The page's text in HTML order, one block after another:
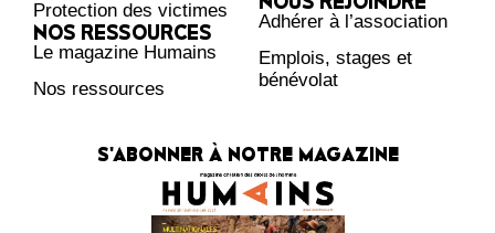
Protection des victimes
NOS RESSOURCES
Le magazine Humains
Nos ressources
Adhérer à l’association
Emplois, stages et
bénévolat
S'ABONNER À NOTRE MAGAZINE